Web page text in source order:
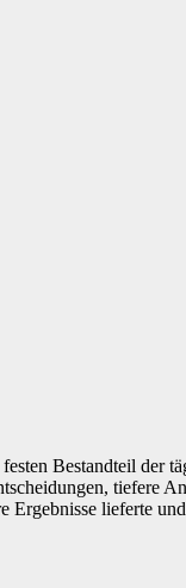
Bestandteil der
tiefere
lieferte